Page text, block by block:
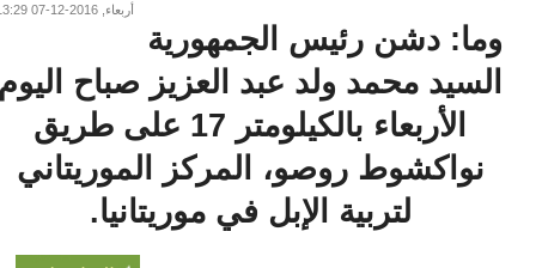
أربعاء, 2016-12-07 13:29
وما: دشن رئيس الجمهورية
السيد محمد ولد عبد العزيز صباح اليوم
الأربعاء بالكيلومتر 17 على طريق
نواكشوط روصو، المركز الموريتاني
لتربية الإبل في موريتانيا.